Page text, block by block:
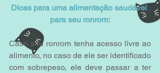
Dicas para uma alimentação saudável
para seu ronrom:
Caso seu ronrom tenha acesso livre ao
alimento, no caso de ele ser identificado
com sobrepeso, ele deve passar a ter